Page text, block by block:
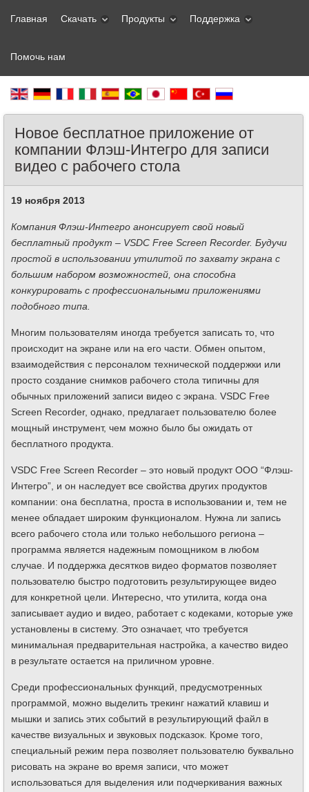
Главная Скачать Продукты Поддержка
Помочь нам
Новое бесплатное приложение от
компании Флэш-Интегро для записи
видео с рабочего стола
19 ноября 2013
Компания Флэш-Интегро анонсирует свой новый
бесплатный продукт – VSDC Free Screen Recorder. Будучи
простой в использовании утилитой по захвату экрана с
большим набором возможностей, она способна
конкурировать с профессиональными приложениями
подобного типа.
Многим пользователям иногда требуется записать то, что
происходит на экране или на его части. Обмен опытом,
взаимодействия с персоналом технической поддержки или
просто создание снимков рабочего стола типичны для
обычных приложений записи видео с экрана. VSDC Free
Screen Recorder, однако, предлагает пользователю более
мощный инструмент, чем можно было бы ожидать от
бесплатного продукта.
VSDC Free Screen Recorder – это новый продукт ООО “Флэш-
Интегро”, и он наследует все свойства других продуктов
компании: она бесплатна, проста в использовании и, тем не
менее обладает широким функционалом. Нужна ли запись
всего рабочего стола или только небольшого региона –
программа является надежным помощником в любом
случае. И поддержка десятков видео форматов позволяет
пользователю быстро подготовить результирующее видео
для конкретной цели. Интересно, что утилита, когда она
записывает аудио и видео, работает с кодеками, которые уже
установлены в систему. Это означает, что требуется
минимальная предварительная настройка, а качество видео
в результате остается на приличном уровне.
Среди профессиональных функций, предусмотренных
программой, можно выделить трекинг нажатий клавиш и
мышки и запись этих событий в результирующий файл в
качестве визуальных и звуковых подсказок. Кроме того,
специальный режим пера позволяет пользователю буквально
рисовать на экране во время записи, что может
использоваться для выделения или подчеркивания важных